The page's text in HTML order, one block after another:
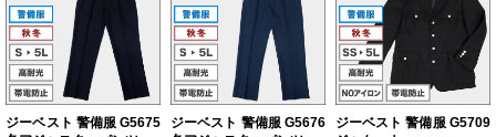
ジーベスト 警備服 G5675
ジーベスト 警備服 G5676
ジーベスト 警備服 G5709